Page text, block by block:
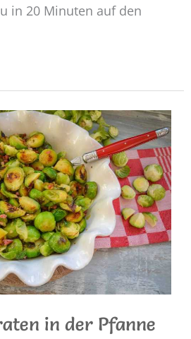
in 20 Minuten auf den
in der Pfanne